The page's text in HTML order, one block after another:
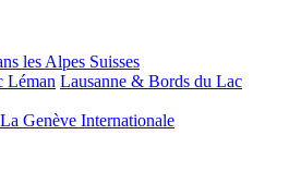
les Alpes Suisses
Léman Lausanne & Bords du Lac
La Genève Internationale